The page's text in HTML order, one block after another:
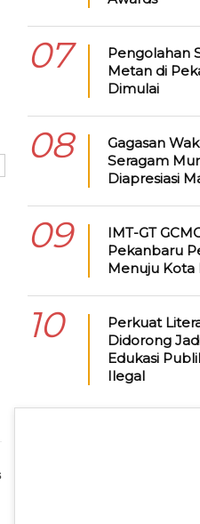
07
Pengolahan
Metan di
Dimulai
08
Gagasan
Seragam
Diapresiasi
09
IMT-GT
Pekanbaru
Menuju Kota
10
Perkuat
Didorong
Edukasi
Ilegal